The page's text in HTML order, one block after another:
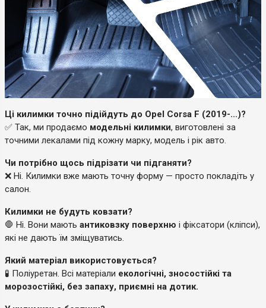
Ці килимки точно підійдуть до Opel Corsa F (2019-...)?
✅ Так, ми продаємо модельні килимки, виготовлені за
точними лекалами під кожну марку, модель і рік авто.
Чи потрібно щось підрізати чи підганяти?
❌ Ні. Килимки вже мають точну форму — просто покладіть у
салон.
Килимки не будуть ковзати?
🛑 Ні. Вони мають антиковзку поверхню і фіксатори (кліпси),
які не дають їм зміщуватись.
Який матеріал використовується?
🧪 Поліуретан. Всі матеріали екологічні, зносостійкі та
морозостійкі, без запаху, приємні на дотик.